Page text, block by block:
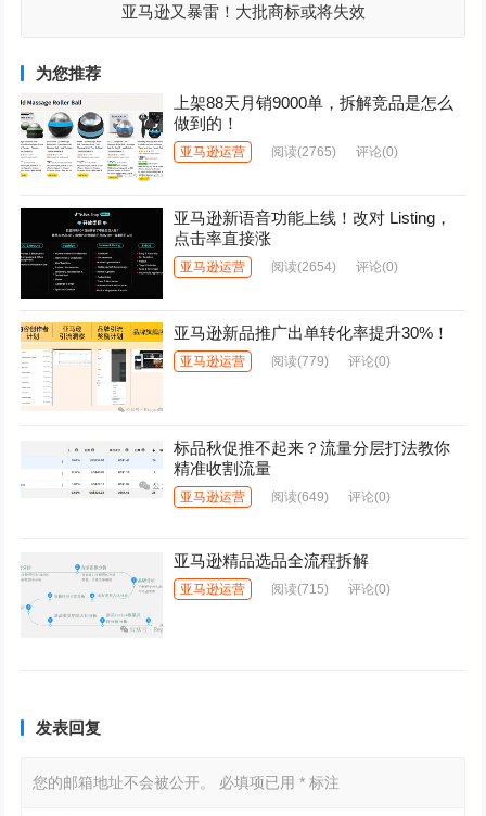
亚马逊又暴雷！大批商标或将失效
为您推荐
上架88天月销9000单，拆解竞品是怎么
做到的！
亚马逊运营 阅读(2765) 评论(0)
亚马逊新语音功能上线！改对 Listing，
点击率直接涨
亚马逊运营 阅读(2654) 评论(0)
亚马逊新品推广出单转化率提升30%！
亚马逊运营 阅读(779) 评论(0)
标品秋促推不起来？流量分层打法教你
精准收割流量
亚马逊运营 阅读(649) 评论(0)
亚马逊精品选品全流程拆解
亚马逊运营 阅读(715) 评论(0)
发表回复
您的邮箱地址不会被公开。 必填项已用* 标注